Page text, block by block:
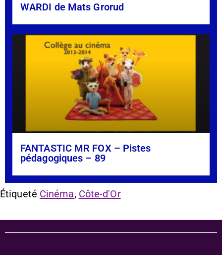
WARDI de Mats Grorud
FANTASTIC MR FOX – Pistes
pédagogiques – 89
Étiqueté Cinéma, Côte-d'Or